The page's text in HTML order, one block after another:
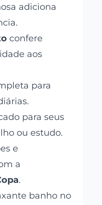
adiciona
confere
aos
para
para seus
ou estudo.
e
a
.
banho no